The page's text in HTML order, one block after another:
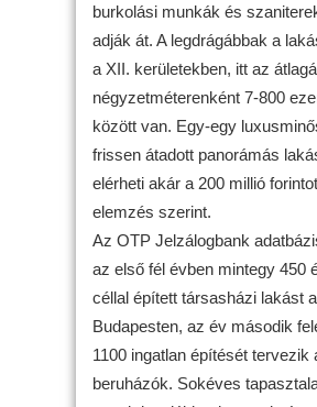
burkolási munkák és
adják át. A legdrágábbak a
a XII. kerületekben, itt az
négyzetméterenként 7-800
között van. Egy-egy
frissen átadott panorámás
elérheti akár a 200 millió
elemzés szerint.
Az OTP Jelzálogbank
az első fél évben mintegy 450
céllal épített társasházi lakást
Budapesten, az év második
1100 ingatlan építését tervezik
beruházók. Sokéves